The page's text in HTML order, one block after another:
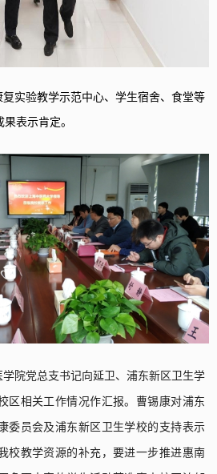
实验教学示范中心、学生宿舍、食堂等
果表示肯定。
院党总支书记向延卫、 浦东新区卫生学
区 相关工作情况作汇报。曹锡康对浦东
委员会及浦东新区卫生学校的 支持表示
校教学资源的补充，要进一步推进惠南